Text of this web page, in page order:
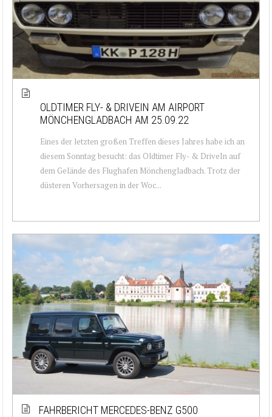
OLDTIMER FLY- & DRIVEIN AM AIRPORT
MÖNCHENGLADBACH AM 25.09.22
Eines der letzten großen Treffen dieses Jahres habe ich an
diesem Sonntag besucht: das Oldtimer Fly- & DriveIn auf
dem Gelände des Flughafen Mönchengladbach. Trotz der
düsteren Vorhersagen in der Woc...
FAHRBERICHT MERCEDES-BENZ G500